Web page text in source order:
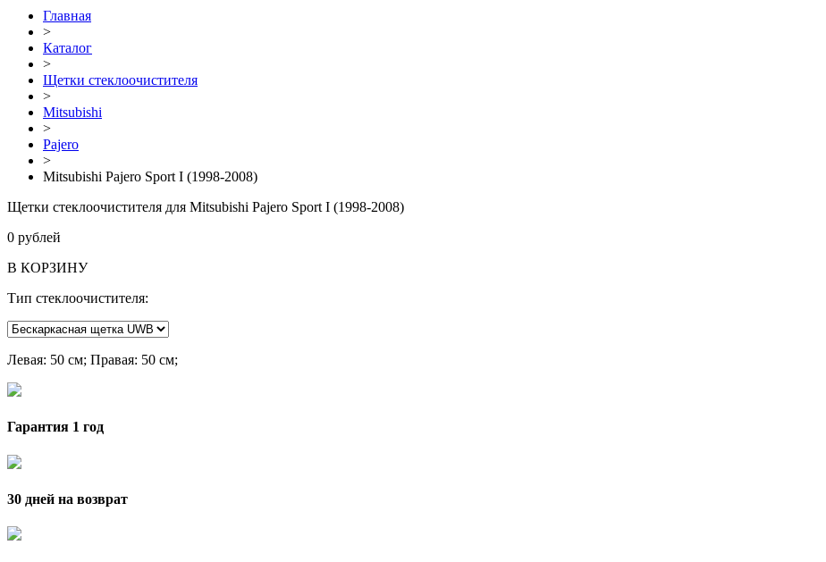
Главная
>
Каталог
>
Щетки стеклоочистителя
>
Mitsubishi
>
Pajero
>
Mitsubishi Pajero Sport I (1998-2008)
Щетки стеклоочистителя для Mitsubishi Pajero Sport I (1998-2008)
0 рублей
В КОРЗИНУ
Тип стеклоочистителя:
Левая: 50 см; Правая: 50 см;
Гарантия 1 год
30 дней на возврат